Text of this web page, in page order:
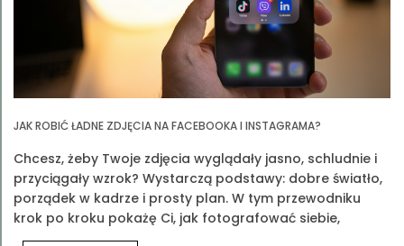
JAK ROBIĆ ŁADNE ZDJĘCIA NA FACEBOOKA I INSTAGRAMA?
Chcesz, żeby Twoje zdjęcia wyglądały jasno, schludnie i
przyciągały wzrok? Wystarczą podstawy: dobre światło,
porządek w kadrze i prosty plan. W tym przewodniku
krok po kroku pokażę Ci, jak fotografować siebie,
produkty Prouvé i Twoją codzienność.